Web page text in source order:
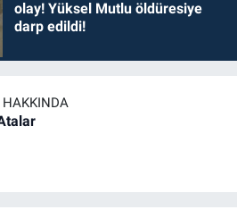
olay! Yüksel Mutlu öldüresiye
darp edildi!
HAKKINDA